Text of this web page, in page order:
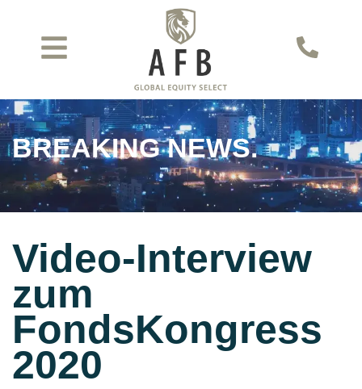
BREAKING NEWS.
Video-Interview
zum
FondsKongress
2020